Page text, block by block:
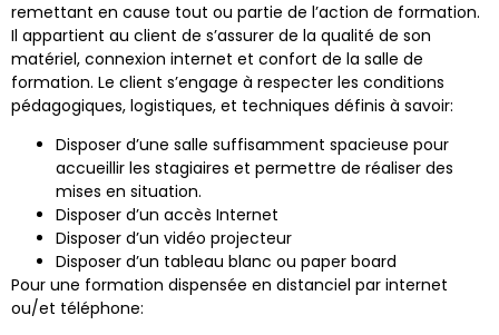
remettant en cause tout ou partie de l’action de formation.
Il appartient au client de s’assurer de la qualité de son
matériel, connexion internet et confort de la salle de
formation. Le client s’engage à respecter les conditions
pédagogiques, logistiques, et techniques définis à savoir:
Disposer d’une salle suffisamment spacieuse pour
accueillir les stagiaires et permettre de réaliser des
mises en situation.
Disposer d’un accès Internet
Disposer d’un vidéo projecteur
Disposer d’un tableau blanc ou paper board
Pour une formation dispensée en distanciel par internet
ou/et téléphone: